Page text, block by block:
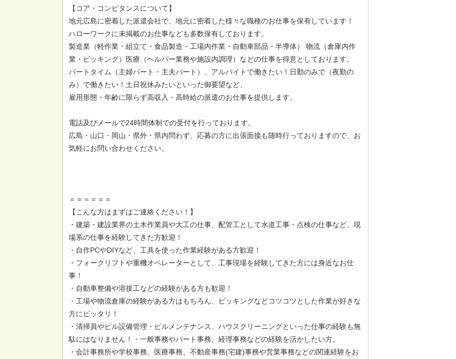
【コア・コンピタンスについて】
地元広島に密着した派遣会社で、地元に密着した様々な職種のお仕事を保有しています！
ハローワークに未掲載のお仕事なども多数保有しております。
製造業（軽作業・組立て・食品製造・工場内作業・自動車部品・半導体） 物流（倉庫内作
業・ピッキング）医療（ヘルパー業務や施設内調理）などの仕事を得意としております。
パートタイム（主婦パート・主夫パート）、アルバイトで働きたい！日勤のみで（夜勤の
み）で働きたい！土日祝休みたいといった御要望など、
雇用形態・年齢に限らず高収入・高時給の派遣のお仕事を提供します。
電話及びメールで24時間体制での受付を行っております。
広島・山口・岡山・県外・県内問わず、応募の方に出張面接も随時行っておりますので、お
気軽にお問い合わせください。
＝＝＝＝＝＝
【こんな方はまずはご連絡ください！】
・建築・建設業界の土木作業員や大工の仕事、配管工として水道工事・点検の仕事など、現
場系の仕事を経験してきた方歓迎！
・自作PCやDIYなど、工具を使った作業経験がある方歓迎！
・フォークリフトや重機オペレーターとして、工事現場を経験してきた方には身近なお仕
事！
・自動車整備や溶接工などの経験がある方も歓迎！
・工場や物流倉庫の経験がある方はもちろん、ピッキングなどコツコツとした作業が好きな
方にピッタリ！
・清掃員やビル設備管理・ビルメンテナンス、ハウスクリーニングといった仕事の経験も無
駄にはなりません！・一般事務やパート事務、経理事務などの経験を活かしたい方。
・会計事務所や学校事務、医療事務、不動産事務(宅建)事務や営業事務などの関連経験をお